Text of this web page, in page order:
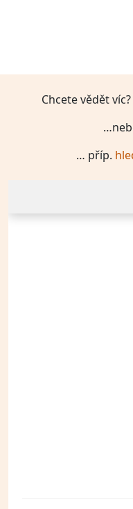
Chcete vědět
… příp.